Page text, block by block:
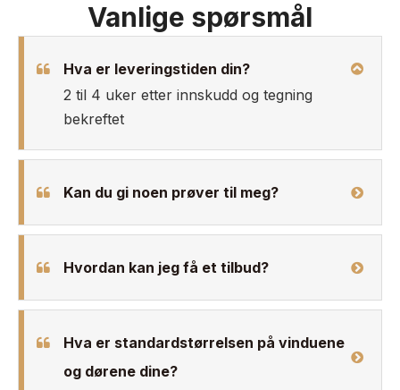
Vanlige spørsmål
Hva er leveringstiden din?
2 til 4 uker etter innskudd og tegning
bekreftet
Kan du gi noen prøver til meg?
Hvordan kan jeg få et tilbud?
Hva er standardstørrelsen på vinduene
og dørene dine?